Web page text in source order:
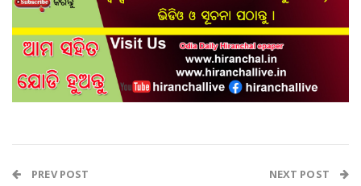
PREV POST NEXT POST